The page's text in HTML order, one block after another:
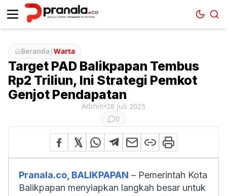
Beranda|Warta
Target PAD Balikpapan Tembus
Rp2 Triliun, Ini Strategi Pemkot
Genjot Pendapatan
Admin•28 Juli 2025
0
Pranala.co, BALIKPAPAN – Pemerintah Kota
Balikpapan menyiapkan langkah besar untuk